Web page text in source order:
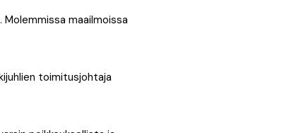
maailmoissa
toimitusjohtaja